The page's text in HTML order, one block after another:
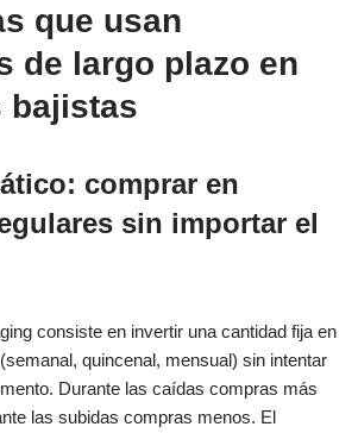
que usan
de largo plazo en
bajistas
comprar en
sin importar el
consiste en invertir una cantidad fija en
quincenal, mensual) sin intentar
Durante las caídas compras más
las subidas compras menos. El